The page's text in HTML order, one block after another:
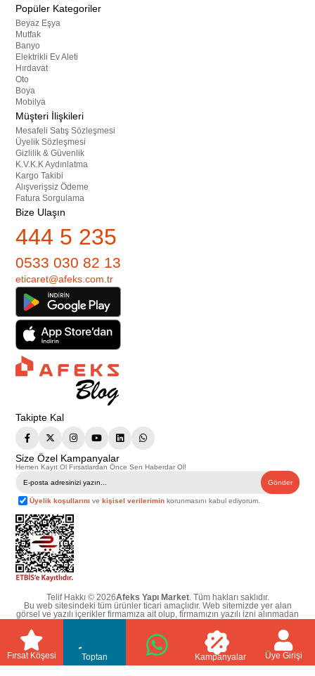
Popüler Kategoriler
Beyaz Eşya
Mutfak
Banyo
Elektrikli Ev Aleti
Hırdavat
Oto
Boya
Mobilya
Müşteri İlişkileri
Mesafeli Satış Sözleşmesi
Üyelik Sözleşmesi
Gizlilik & Güvenlik
K.V.K.K Aydınlatma
Kargo Takibi
Alışverişsiz Ödeme
Fatura Sorgulama
Bize Ulaşın
444 5 235
0533 030 82 13
eticaret@afeks.com.tr
Takipte Kal
Size Özel Kampanyalar
Hemen Kayıt Ol Fırsatlardan Önce Sen Haberdar Ol!
Gönder
Üyelik koşullarını vekişisel verilerimin korunmasını kabul ediyorum.
Telif Hakkı © 2026Afeks Yapı Market. Tüm hakları saklıdır.
Bu web sitesindeki tüm ürünler ticari amaçlıdır. Web sitemizde yer alan
görsel ve yazılı içerikler firmamıza ait olup, firmamızın yazılı izni alınmadan
hiçbir yazılı/görsel içerik, logo, kopyalanamaz, kaynak gösterilemez ve
başka yerlerde kullanılamaz. İçeriklerin izin alınmadan kopyalanması ve
kullanılması 5846 sayılı Fikir ve Sanat Eserleri Yasasına göre suçtur.
Fırsat Köşesi Toptan Kampanyalar Üye Girişi